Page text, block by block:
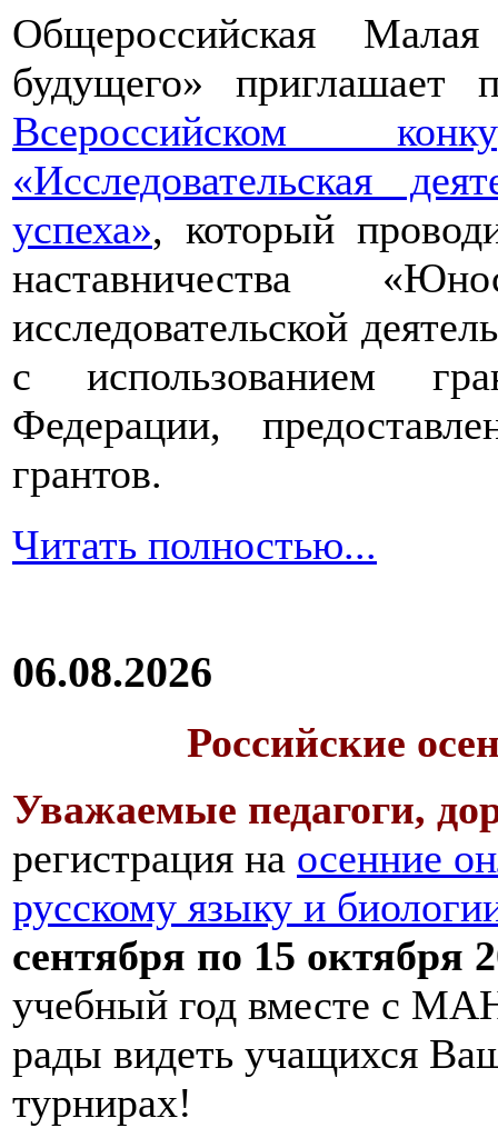
Общероссийская
будущего» приглашает
Всероссийском
«Исследовательская
успеха», который
наставничества
исследовательской
с использованием
Федерации,
грантов.
Читать полностью...
06.08.2026
Российские
Уважаемые педагоги,
регистрация на осенние
русскому языку и
сентября по 15 октября
учебный год вместе с
рады видеть учащихся
турнирах!